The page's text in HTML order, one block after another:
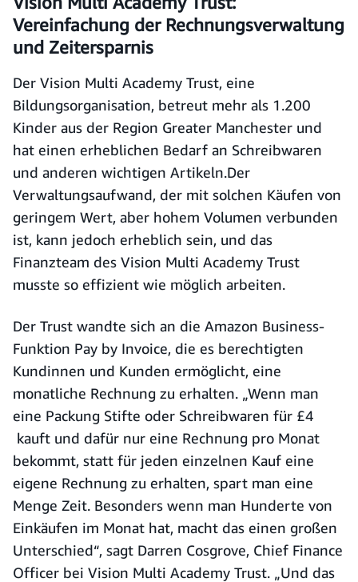
Vereinfachung der Rechnungsverwaltung
und Zeitersparnis
Der Vision Multi Academy Trust, eine
Bildungsorganisation, betreut mehr als 1.200
Kinder aus der Region Greater Manchester und
hat einen erheblichen Bedarf an Schreibwaren
und anderen wichtigen Artikeln.Der
Verwaltungsaufwand, der mit solchen Käufen von
geringem Wert, aber hohem Volumen verbunden
ist, kann jedoch erheblich sein, und das
Finanzteam des Vision Multi Academy Trust
musste so effizient wie möglich arbeiten.
Der Trust wandte sich an die Amazon Business-
Funktion Pay by Invoice, die es berechtigten
Kundinnen und Kunden ermöglicht, eine
monatliche Rechnung zu erhalten. „Wenn man
eine Packung Stifte oder Schreibwaren für £4
kauft und dafür nur eine Rechnung pro Monat
bekommt, statt für jeden einzelnen Kauf eine
eigene Rechnung zu erhalten, spart man eine
Menge Zeit. Besonders wenn man Hunderte von
Einkäufen im Monat hat, macht das einen großen
Unterschied“, sagt Darren Cosgrove, Chief Finance
Officer bei Vision Multi Academy Trust. „Und das